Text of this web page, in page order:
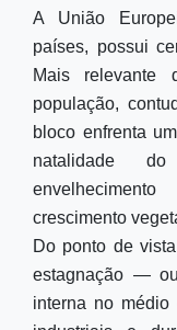
A União
países, possui
Mais relevante
população,
bloco enfrenta
natalidade
crescimento
Do ponto de
estagnação —
interna no